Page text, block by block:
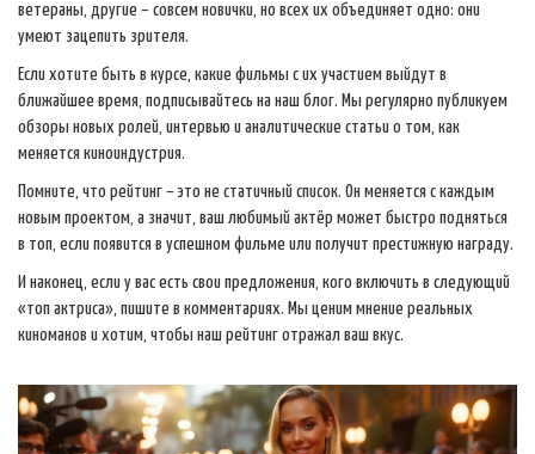
ветераны, другие – совсем новички, но всех их объединяет одно: они
умеют зацепить зрителя.
Если хотите быть в курсе, какие фильмы с их участием выйдут в
ближайшее время, подписывайтесь на наш блог. Мы регулярно публикуем
обзоры новых ролей, интервью и аналитические статьи о том, как
меняется киноиндустрия.
Помните, что рейтинг – это не статичный список. Он меняется с каждым
новым проектом, а значит, ваш любимый актёр может быстро подняться
в топ, если появится в успешном фильме или получит престижную награду.
И наконец, если у вас есть свои предложения, кого включить в следующий
«топ актриса», пишите в комментариях. Мы ценим мнение реальных
киноманов и хотим, чтобы наш рейтинг отражал ваш вкус.